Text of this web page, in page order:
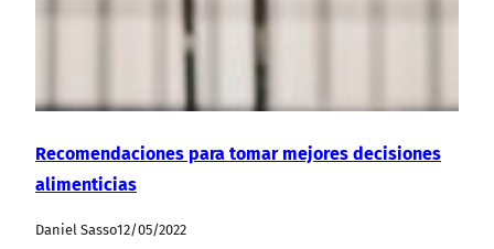
Recomendaciones para tomar mejores decisiones
alimenticias
Daniel Sasso12/05/2022